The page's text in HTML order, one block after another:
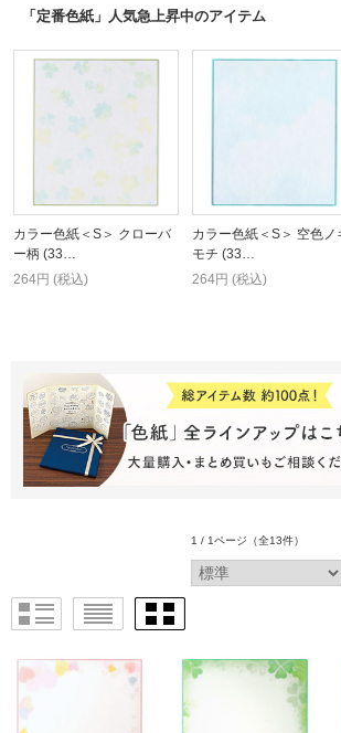
「定番色紙」人気急上昇中のアイテム
カラー色紙＜S＞ クローバ
ー柄 (33…
264円 (税込)
カラー色紙＜S＞ 空色ノ
モチ (33…
264円 (税込)
1 / 1ページ （全13件）